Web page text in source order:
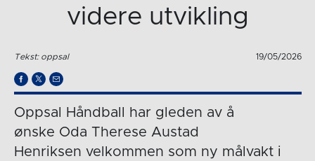
videre utvikling
Tekst: oppsal 19/05/2026
Oppsal Håndball har gleden av å
ønske Oda Therese Austad
Henriksen velkommen som ny målvakt i